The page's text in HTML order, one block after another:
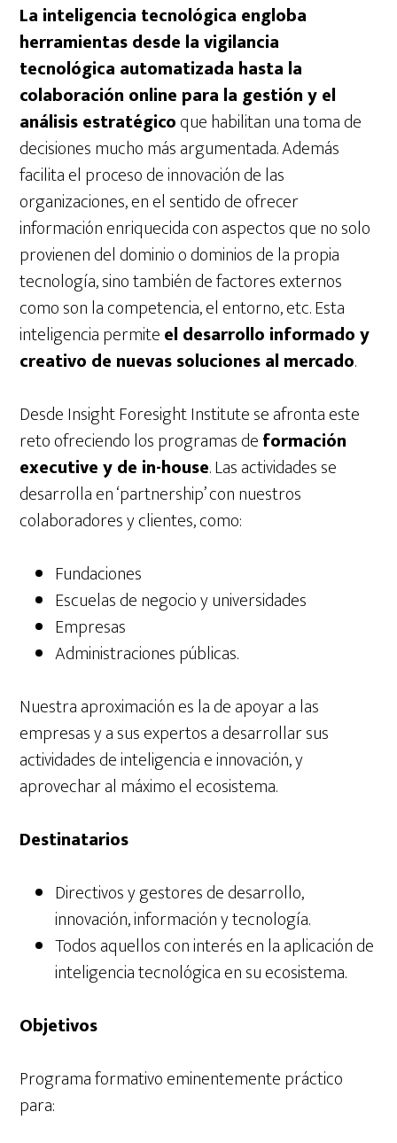
La inteligencia tecnológica engloba
herramientas desde la vigilancia
tecnológica automatizada hasta la
colaboración online para la gestión y el
análisis estratégicoque habilitan una toma de
decisiones mucho más argumentada. Además
facilita el proceso de innovación de las
organizaciones, en el sentido de ofrecer
información enriquecida con aspectos que no solo
provienen del dominio o dominios de la propia
tecnología, sino también de factores externos
como son la competencia, el entorno, etc. Esta
inteligencia permiteel desarrollo informado y
creativo de nuevas soluciones al mercado.
Desde Insight Foresight Institute se afronta este
reto ofreciendo los programas deformación
executive y de in-house. Las actividades se
desarrolla en ‘partnership’ con nuestros
colaboradores y clientes, como:
Fundaciones
Escuelas de negocio y universidades
Empresas
Administraciones públicas.
Nuestra aproximación es la de apoyar a las
empresas y a sus expertos a desarrollar sus
actividades de inteligencia e innovación, y
aprovechar al máximo el ecosistema.
Destinatarios
Directivos y gestores de desarrollo,
innovación, información y tecnología.
Todos aquellos con interés en la aplicación de
inteligencia tecnológica en su ecosistema.
Objetivos
Programa formativo eminentemente práctico
para: